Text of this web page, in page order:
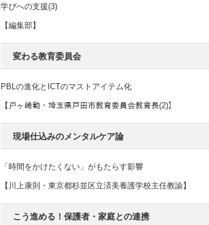
学びへの支援(3)
【編集部】
変わる教育委員会
PBLの進化とICTのマストアイテム化
【戸ヶ﨑勤・埼玉県戸田市教育委員会教育長(2)】
現場仕込みのメンタルケア論
「時間をかけたくない」がもたらす影響
【川上康則・東京都杉並区立済美養護学校主任教諭】
こう進める！保護者・家庭との連携